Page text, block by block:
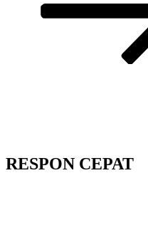
RESPON CEPAT